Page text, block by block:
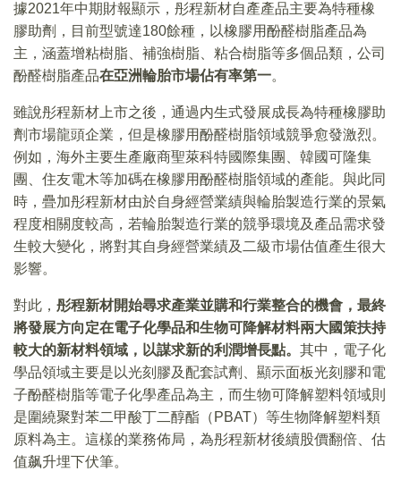
據2021年中期財報顯示，彤程新材自產產品主要為特種橡
膠助劑，目前型號達180餘種，以橡膠用酚醛樹脂產品為
主，涵蓋增粘樹脂、補強樹脂、粘合樹脂等多個品類，公司
酚醛樹脂產品在亞洲輪胎市場佔有率第一。
雖說彤程新材上市之後，通過内生式發展成長為特種橡膠助
劑市場龍頭企業，但是橡膠用酚醛樹脂領域競爭愈發激烈。
例如，海外主要生產廠商聖萊科特國際集團、韓國可隆集
團、住友電木等加碼在橡膠用酚醛樹脂領域的產能。與此同
時，疊加彤程新材由於自身經營業績與輪胎製造行業的景氣
程度相關度較高，若輪胎製造行業的競爭環境及產品需求發
生較大變化，將對其自身經營業績及二級市場估值產生很大
影響。
對此， 彤程新材開始尋求產業並購和行業整合的機會，最終
將發展方向定在電子化學品和生物可降解材料兩大國策扶持
較大的新材料領域，以謀求新的利潤增長點。 其中，電子化
學品領域主要是以光刻膠及配套試劑、顯示面板光刻膠和電
子酚醛樹脂等電子化學產品為主，而生物可降解塑料領域則
是圍繞聚對苯二甲酸丁二醇酯（PBAT）等生物降解塑料類
原料為主。這樣的業務佈局，為彤程新材後續股價翻倍、估
值飙升埋下伏筆。